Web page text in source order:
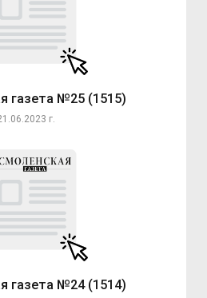
газета №25 (1515)
г.
газета №24 (1514)